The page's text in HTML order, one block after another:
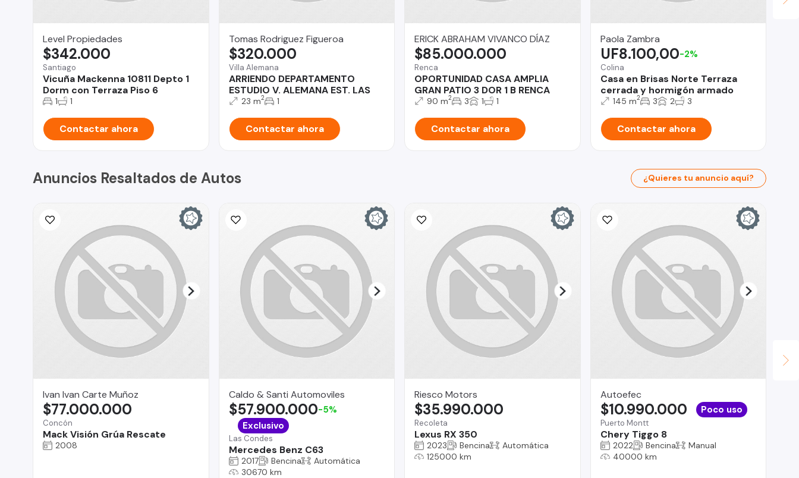
Level Propiedades
Santiago
Vicuña Mackenna 10811 Depto 1
Dorm con Terraza Piso 6
$342.000
1 1
Contactar ahora
Tomas Rodriguez Figueroa
Villa Alemana
ARRIENDO DEPARTAMENTO
ESTUDIO V. ALEMANA EST. LAS
$320.000
23 m2 1
Contactar ahora
ERICK ABRAHAM VIVANCO DÍAZ
Renca
OPORTUNIDAD CASA AMPLIA
GRAN PATIO 3 DOR 1 B RENCA
$85.000.000
90 m2 3 1 1
Contactar ahora
Paola Zambra
Colina
Casa en Brisas Norte Terraza
cerrada y hormigón armado
UF8.100,00-2%
145 m2 3 2 3
Contactar ahora
Anuncios Resaltados de Autos ¿Quieres tu anuncio aquí?
Ivan Ivan Carte Muñoz
Concón
Mack Visión Grúa Rescate
$77.000.000
2008
Caldo & Santi Automoviles
Las Condes
Mercedes Benz C63
$57.900.000-5%
Exclusivo
2017 Bencina
Automática
30670 km
Riesco Motors
Recoleta
Lexus RX 350
$35.990.000
2023 Bencina
Automática
125000 km
Autoefec
Puerto Montt
Chery Tiggo 8
$10.990.000 Poco uso
2022 Bencina
Manual
40000 km